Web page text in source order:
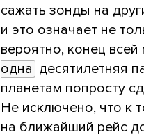
сажать зонды на
и это означает не
вероятно, конец
одна десятилетняя
планетам попросту
Не исключено, что к
на ближайший рейс